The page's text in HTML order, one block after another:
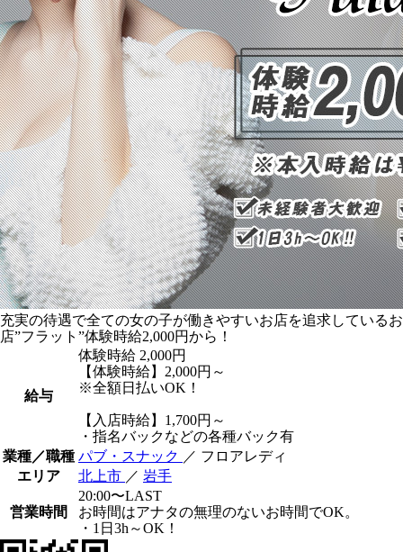
充実の待遇で全ての女の子が働きやすいお店を追求しているお
店”フラット”体験時給2,000円から！
給与
体験時給 2,000円
【体験時給】2,000円～
※全額日払いOK！
【入店時給】1,700円～
・指名バックなどの各種バック有
業種／職種 パブ・スナック ／ フロアレディ
エリア
北上市 ／ 岩手
営業時間
20:00〜LAST
お時間はアナタの無理のないお時間でOK。
・1日3h～OK！